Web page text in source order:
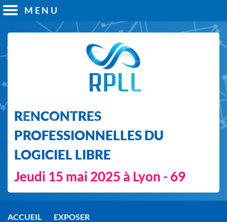
MENU
RENCONTRES
PROFESSIONNELLES DU
LOGICIEL LIBRE
Jeudi 15 mai 2025 à Lyon - 69
ACCUEIL EXPOSER